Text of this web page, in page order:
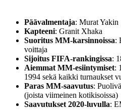
Päävalmentaja: Murat Yakin
Kapteeni: Granit Xhaka
Suoritus MM-karsinnoissa:
voittaja
Sijoitus FIFA-rankingissa:
Aiemmat MM-esiintymiset:
1994 sekä kaikki turnaukset
Paras MM-saavutus:
(joista viimeinen kotikisoissa)
Saavutukset 2020-luvulla: